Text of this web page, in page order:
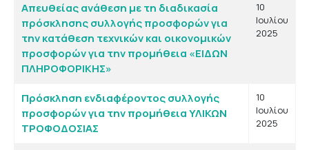
Απευθείας ανάθεση με τη διαδικασία
πρόσκλησης συλλογής προσφορών για
την κατάθεση τεχνικών και οικονομικών
προσφορών για την προμήθεια «ΕΙΔΩΝ
ΠΛΗΡΟΦΟΡΙΚΗΣ»
10
Ιουλίου
2025
Πρόσκληση ενδιαφέροντος συλλογής
προσφορών για την προμήθεια ΥΛΙΚΩΝ
ΤΡΟΦΟΔΟΣΙΑΣ
10
Ιουλίου
2025